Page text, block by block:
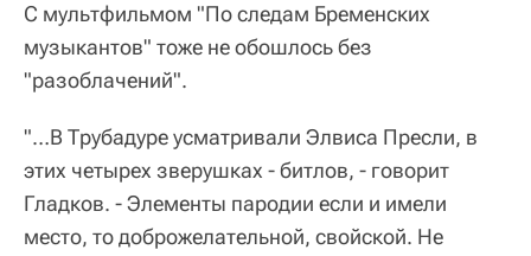
С мультфильмом "По следам Бременских
музыкантов" тоже не обошлось без
"разоблачений".
"…В Трубадуре усматривали Элвиса Пресли, в
этих четырех зверушках - битлов, - говорит
Гладков. - Элементы пародии если и имели
место, то доброжелательной, свойской. Не